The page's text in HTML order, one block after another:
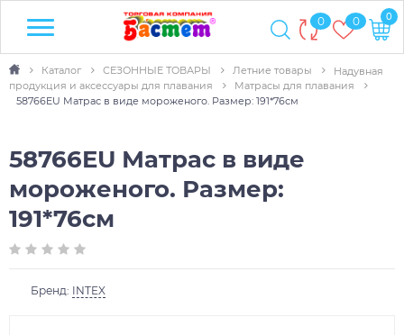
0 0 0
Каталог СЕЗОННЫЕ ТОВАРЫ Летние товары
Надувная
продукция и аксессуары для плавания
Матрасы для плавания
58766EU Матрас в виде мороженого. Размер: 191*76см
58766EU Матрас в виде
мороженого. Размер:
191*76см
Бренд: INTEX